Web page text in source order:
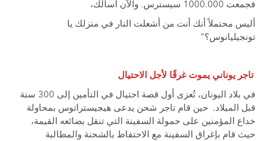
فجمعت 1000.000 سيسترس. والآن أسالك،
أليس محتملاً أنك أنت من أشعلت النار في منزلك يا
تونجيليانوس؟”
تاجر يوناني يموت غرقًا لأجل الاحتيال
في بلاد اليونان، تُعزى أول قصة احتيال في التأمين إلى 300 سنة
قبل الميلاد. حين قام تاجر شحن يدعى هيجيستراتوس بمحاولة
خداع المؤمنين على حمولة السفينة التي تنقل بضائعه القيمة،
حيث قام بإغراق السفينة مع الاحتفاظ بالشحنة والمطالبة